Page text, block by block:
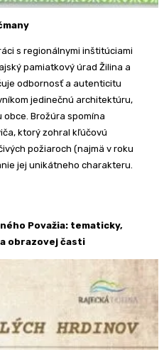
s regionálnymi inštitúciami
pamiatkový úrad Žilina a
odbornosť a autenticitu
jedinečnú architektúru,
Brožúra spomína
ktorý zohral kľúčovú
požiaroch (najmä v roku
jej unikátneho charakteru.
Považia: tematicky,
obrazovej časti